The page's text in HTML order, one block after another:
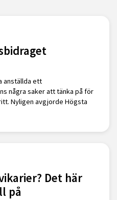
anställda ett
några saker att tänka på för
Nyligen avgjorde Högsta
Det här
på